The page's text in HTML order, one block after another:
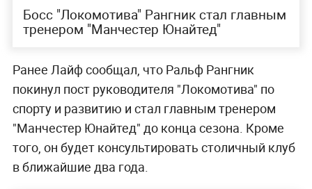
Босс "Локомотива" Рангник стал главным
тренером "Манчестер Юнайтед"
Ранее Лайф сообщал, что Ральф Рангник
покинул пост руководителя "Локомотива" по
спорту и развитию и стал главным тренером
"Манчестер Юнайтед" до конца сезона. Кроме
того, он будет консультировать столичный клуб
в ближайшие два года.